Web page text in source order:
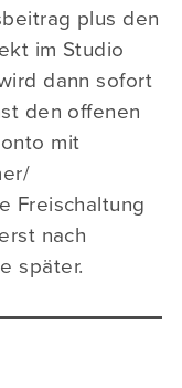
plus den
im Studio
dann sofort
den offenen
mit
Freischaltung
nach
später.